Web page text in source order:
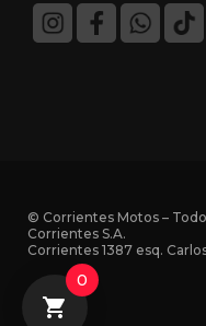
© Corrientes Motos –
Corrientes S.A.
Corrientes 1387 esq.
0